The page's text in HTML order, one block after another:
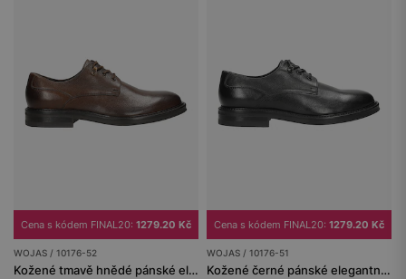
Cena s kódem FINAL20: 1279.20 Kč
WOJAS / 10176-52
Kožené tmavě hnědé pánské elegantní boty
Cena s kódem FINAL20: 1279.20 Kč
WOJAS / 10176-51
Kožené černé pánské elegantní boty s širokým podpatkem